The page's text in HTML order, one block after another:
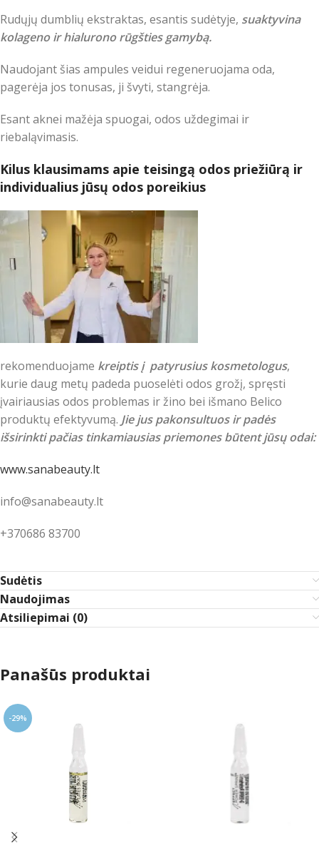
Rudųjų dumblių ekstraktas, esantis sudėtyje, suaktyvina
kolageno ir hialurono rūgšties gamybą.
Naudojant šias ampules veidui regeneruojama oda,
pagerėja jos tonusas, ji švyti, stangrėja.
Esant aknei mažėja spuogai, odos uždegimai ir
riebaląvimasis.
Kilus klausimams apie teisingą odos priežiūrą ir
individualius jūsų odos poreikius
rekomenduojame kreiptis į patyrusius kosmetologus,
kurie daug metų padeda puoselėti odos grožį, spręsti
įvairiausias odos problemas ir žino bei išmano Belico
produktų efektyvumą. Jie jus pakonsultuos ir padės
išsirinkti pačias tinkamiausias priemones būtent jūsų odai:
www.sanabeauty.lt
info@sanabeauty.lt
+370686 83700
Sudėtis
Naudojimas
Atsiliepimai (0)
Panašūs produktai
-29%